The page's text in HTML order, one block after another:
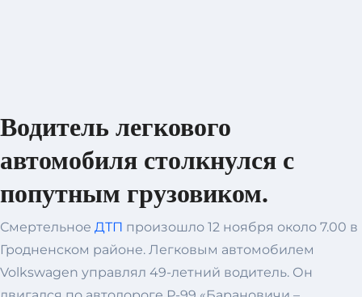
Водитель легкового
автомобиля столкнулся с
попутным грузовиком.
Смертельное ДТП произошло 12 ноября около 7.00 в
Гродненском районе. Легковым автомобилем
Volkswagen управлял 49-летний водитель. Он